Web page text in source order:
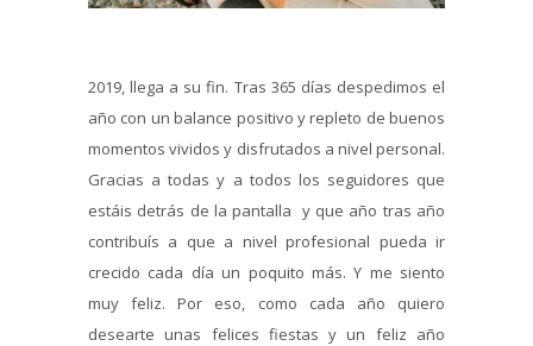
2019, llega a su fin. Tras 365 días despedimos el
año con un balance positivo y repleto de buenos
momentos vividos y disfrutados a nivel personal.
Gracias a todas y a todos los seguidores que
estáis detrás de la pantalla y que año tras año
contribuís a que a nivel profesional pueda ir
crecido cada día un poquito más. Y me siento
muy feliz. Por eso, como cada año quiero
desearte unas felices fiestas y un feliz año